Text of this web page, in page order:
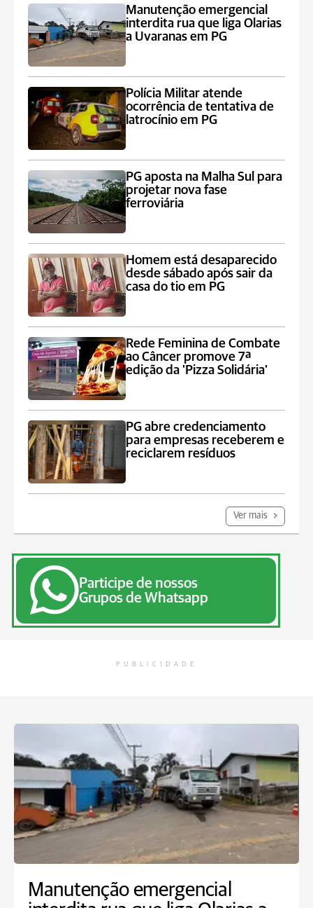
Manutenção emergencial
interdita rua que liga Olarias
a Uvaranas em PG
Polícia Militar atende
ocorrência de tentativa de
latrocínio em PG
PG aposta na Malha Sul para
projetar nova fase
ferroviária
Homem está desaparecido
desde sábado após sair da
casa do tio em PG
Rede Feminina de Combate
ao Câncer promove 7ª
edição da 'Pizza Solidária'
PG abre credenciamento
para empresas receberem e
reciclarem resíduos
Ver mais
Participe de nossos
Grupos de Whatsapp
PUBLICIDADE
Manutenção emergencial